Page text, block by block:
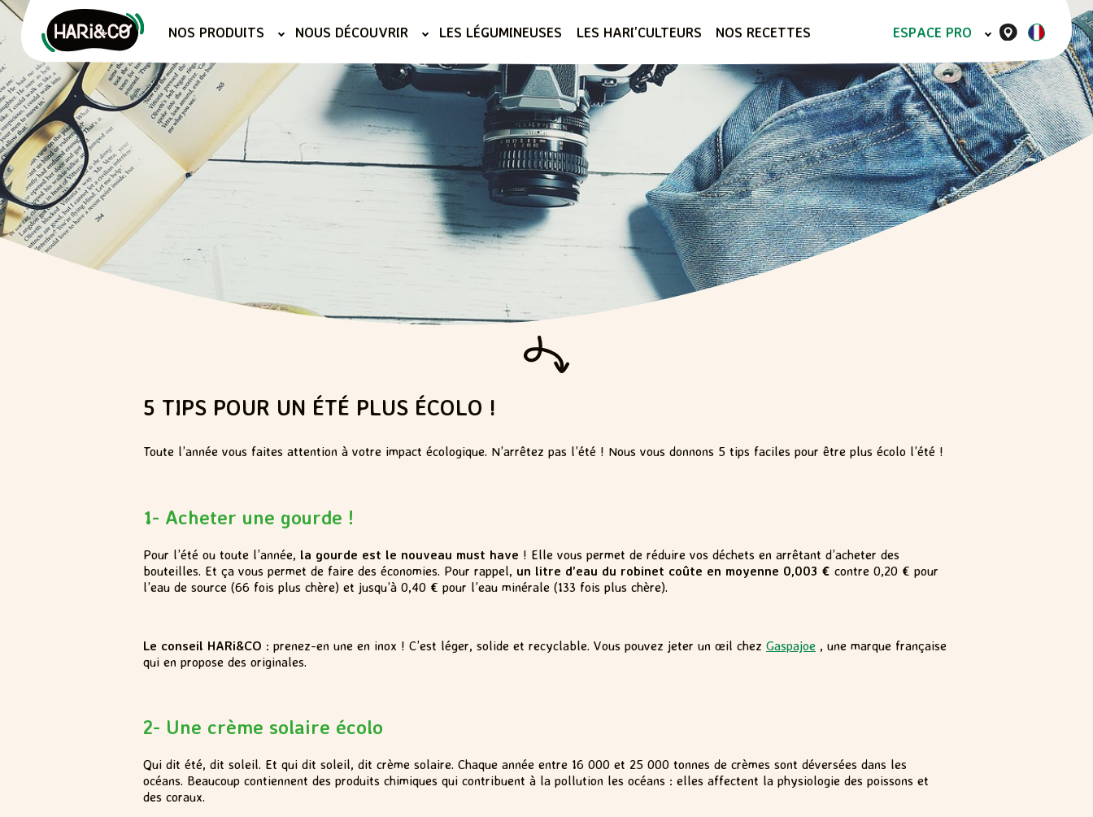
Aller
contenu
NOS PRODUITS NOUS DÉCOUVRIR LES LÉGUMINEUSES LES HARI’CULTEURS NOS RECETTES ESPACE PRO
5 TIPS POUR UN ÉTÉ PLUS ÉCOLO !
Toute l’année vous faites attention à votre impact écologique. N’arrêtez pas l’été ! Nous vous donnons 5 tips faciles pour être plus écolo l’été !
1- Acheter une gourde !
Pour l’été ou toute l’année, la gourde est le nouveau must have ! Elle vous permet de réduire vos déchets en arrêtant d’acheter des
bouteilles. Et ça vous permet de faire des économies. Pour rappel, un litre d’eau du robinet coûte en moyenne 0,003 € contre 0,20 € pour
l’eau de source (66 fois plus chère) et jusqu’à 0,40 € pour l’eau minérale (133 fois plus chère).
Le conseil HARi&CO : prenez-en une en inox ! C’est léger, solide et recyclable. Vous pouvez jeter un œil chez Gaspajoe , une marque française
qui en propose des originales.
2- Une crème solaire écolo
Qui dit été, dit soleil. Et qui dit soleil, dit crème solaire. Chaque année entre 16 000 et 25 000 tonnes de crèmes sont déversées dans les
océans. Beaucoup contiennent des produits chimiques qui contribuent à la pollution les océans : elles affectent la physiologie des poissons et
des coraux.